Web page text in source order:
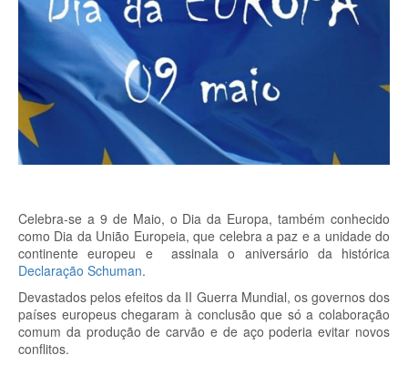
Celebra-se a 9 de Maio, o Dia da Europa, também conhecido
como Dia da União Europeia, que celebra a paz e a unidade do
continente europeu e assinala o aniversário da histórica
Declaração Schuman.
Devastados pelos efeitos da II Guerra Mundial, os governos dos
países europeus chegaram à conclusão que só a colaboração
comum da produção de carvão e de aço poderia evitar novos
conflitos.